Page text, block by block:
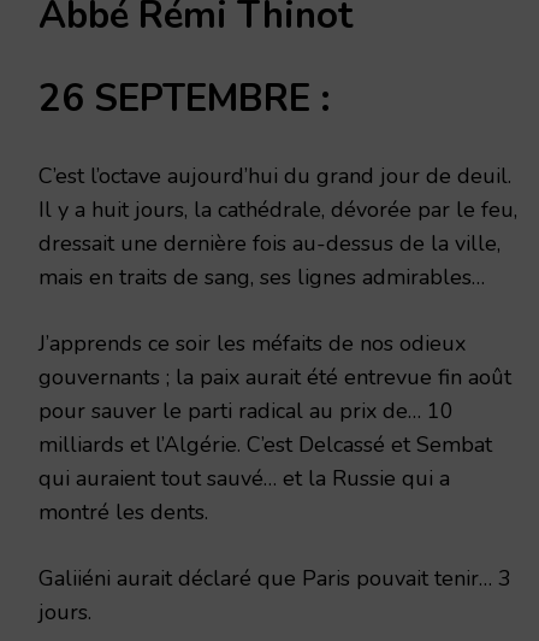
SEPTEMBRE
2014
Abbé Rémi Thinot
26 SEPTEMBRE :
C’est l’octave aujourd’hui du grand jour de deuil.
Il y a huit jours, la cathédrale, dévorée par le feu,
dressait une dernière fois au-dessus de la ville,
mais en traits de sang, ses lignes admirables…
J’apprends ce soir les méfaits de nos odieux
gouvernants ; la paix aurait été entrevue fin août
pour sauver le parti radical au prix de… 10
milliards et l’Algérie. C’est Delcassé et Sembat
qui auraient tout sauvé… et la Russie qui a
montré les dents.
Galiiéni aurait déclaré que Paris pouvait tenir… 3
jours.